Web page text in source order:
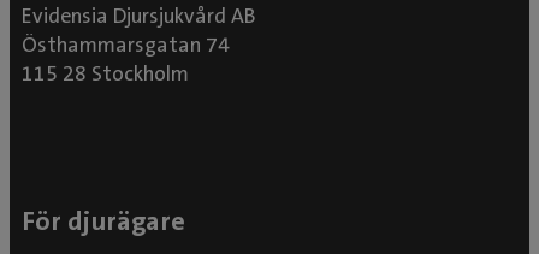
Evidensia Djursjukvård AB
Östhammarsgatan 74
115 28 Stockholm
För djurägare